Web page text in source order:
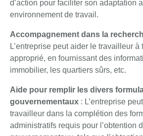
d’action pour faciliter son adaptation
environnement de travail.
Accompagnement dans la
L’entreprise peut aider le travailleur
approprié, en fournissant des
immobilier, les quartiers sûrs, etc.
Aide pour remplir les divers
gouvernementaux : L’entreprise
travailleur dans la complétion des
administratifs requis pour l’obtention